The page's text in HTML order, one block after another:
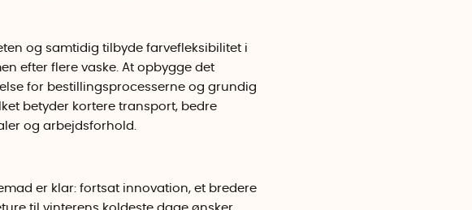
og samtidig tilbyde farvefleksibilitet i
efter flere vaske. At opbygge det
for bestillingsprocesserne og grundig
betyder kortere transport, bedre
og arbejdsforhold.
er klar: fortsat innovation, et bredere